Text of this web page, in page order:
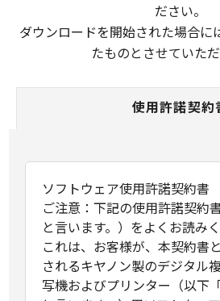
ださい。
ダウンロードを開始された場合に
たものとさせていただ
使用許諾契約
ソフトウェア使用許諾契約書
ご注意：下記の使用許諾契約
と言います。）をよくお読みく
これは、お客様が、本契約書
されるキヤノン製のデジタル
写機およびプリンター（以下